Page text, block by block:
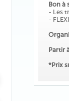
Bon à
- Les
-
Partir
*Prix